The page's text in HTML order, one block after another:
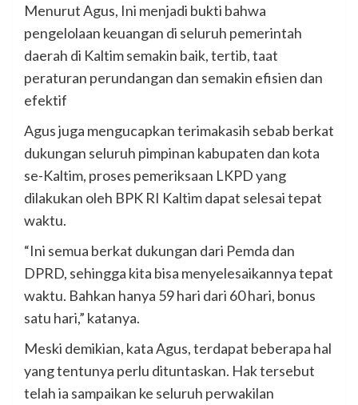
Menurut Agus, Ini menjadi bukti bahwa
pengelolaan keuangan di seluruh pemerintah
daerah di Kaltim semakin baik, tertib, taat
peraturan perundangan dan semakin efisien dan
efektif
Agus juga mengucapkan terimakasih sebab berkat
dukungan seluruh pimpinan kabupaten dan kota
se-Kaltim, proses pemeriksaan LKPD yang
dilakukan oleh BPK RI Kaltim dapat selesai tepat
waktu.
“Ini semua berkat dukungan dari Pemda dan
DPRD, sehingga kita bisa menyelesaikannya tepat
waktu. Bahkan hanya 59 hari dari 60 hari, bonus
satu hari,” katanya.
Meski demikian, kata Agus, terdapat beberapa hal
yang tentunya perlu dituntaskan. Hak tersebut
telah ia sampaikan ke seluruh perwakilan